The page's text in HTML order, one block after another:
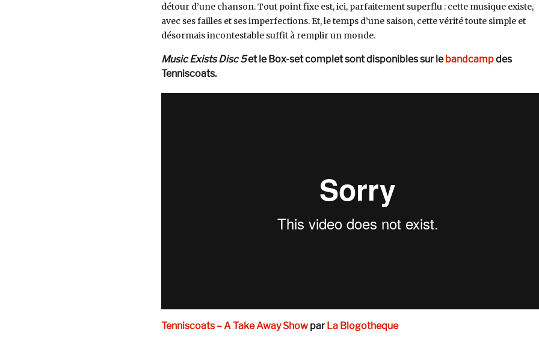
détour d’une chanson. Tout point fixe est, ici, parfaitement superflu : cette musique existe,
avec ses failles et ses imperfections. Et, le temps d’une saison, cette vérité toute simple et
désormais incontestable suffit à remplir un monde.
Music Exists Disc 5et le Box-set complet sont disponibles sur lebandcampdes
Tenniscoats.
Tenniscoats – A Take Away ShowparLa Blogotheque